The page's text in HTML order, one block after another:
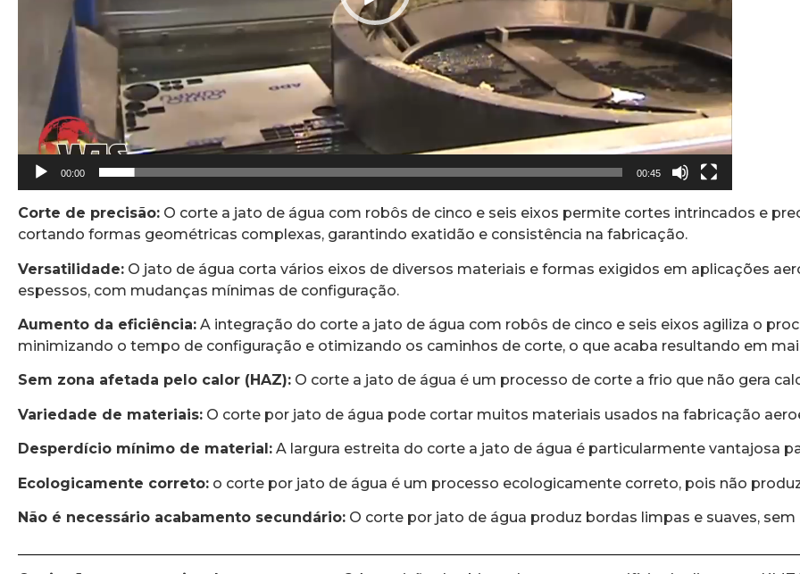
00:00 00:45
Corte de precisão: O corte a jato de água com robôs de cinco e seis eixos permite cortes intrincados e
cortando formas geométricas complexas, garantindo exatidão e consistência na fabricação.
Versatilidade: O jato de água corta vários eixos de diversos materiais e formas exigidos em aplicações
espessos, com mudanças mínimas de configuração.
Aumento da eficiência: A integração do corte a jato de água com robôs de cinco e seis eixos agiliza o
minimizando o tempo de configuração e otimizando os caminhos de corte, o que acaba resultando em
Sem zona afetada pelo calor (HAZ): O corte a jato de água é um processo de corte a frio que não gera
Variedade de materiais: O corte por jato de água pode cortar muitos materiais usados na fabricação
Desperdício mínimo de material: A largura estreita do corte a jato de água é particularmente vantajosa
Ecologicamente correto: o corte por jato de água é um processo ecologicamente correto, pois não
Não é necessário acabamento secundário: O corte por jato de água produz bordas limpas e suaves,